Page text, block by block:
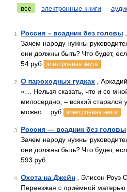
все
электронные книги
1 Россия – всадник без головы
Зачем народу нужны
они должны быть? Что будет,
54 руб
электронная книга
2 О пароходных гудках ,
«… Нельзя сказать, что и со
милосердно, – всякий старался
можно… руб
электронная книга
3 Россия — всадник без головы
Зачем народу нужны
они должны быть? Что будет,
593 руб
4 Охота на Джейн , Элисон Роуз
Переезжая с приёмной